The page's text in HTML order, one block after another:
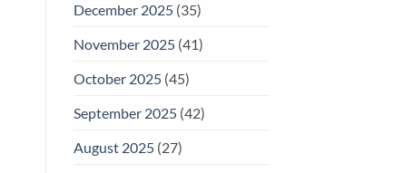
December 2025(35)
November 2025(41)
October 2025(45)
September 2025(42)
August 2025(27)